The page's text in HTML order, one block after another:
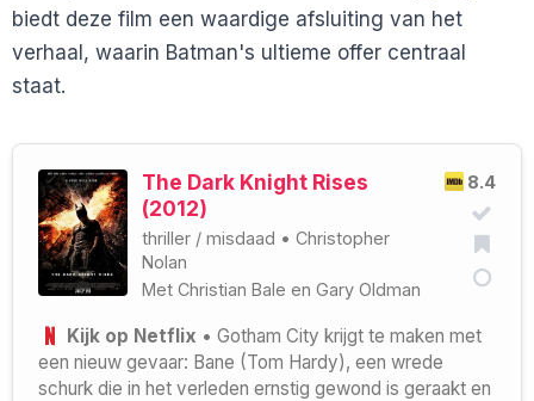
biedt deze film een waardige afsluiting van het
verhaal, waarin Batman's ultieme offer centraal
staat.
8.4
The Dark Knight Rises
(2012)
thriller / misdaad • Christopher
Nolan
Met Christian Bale en Gary Oldman
Kijk op Netflix • Gotham City krijgt te maken met
een nieuw gevaar: Bane (Tom Hardy), een wrede
schurk die in het verleden ernstig gewond is geraakt en